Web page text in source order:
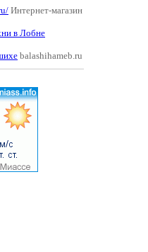
Интернет-магазин
в Лобне
balashihameb.ru